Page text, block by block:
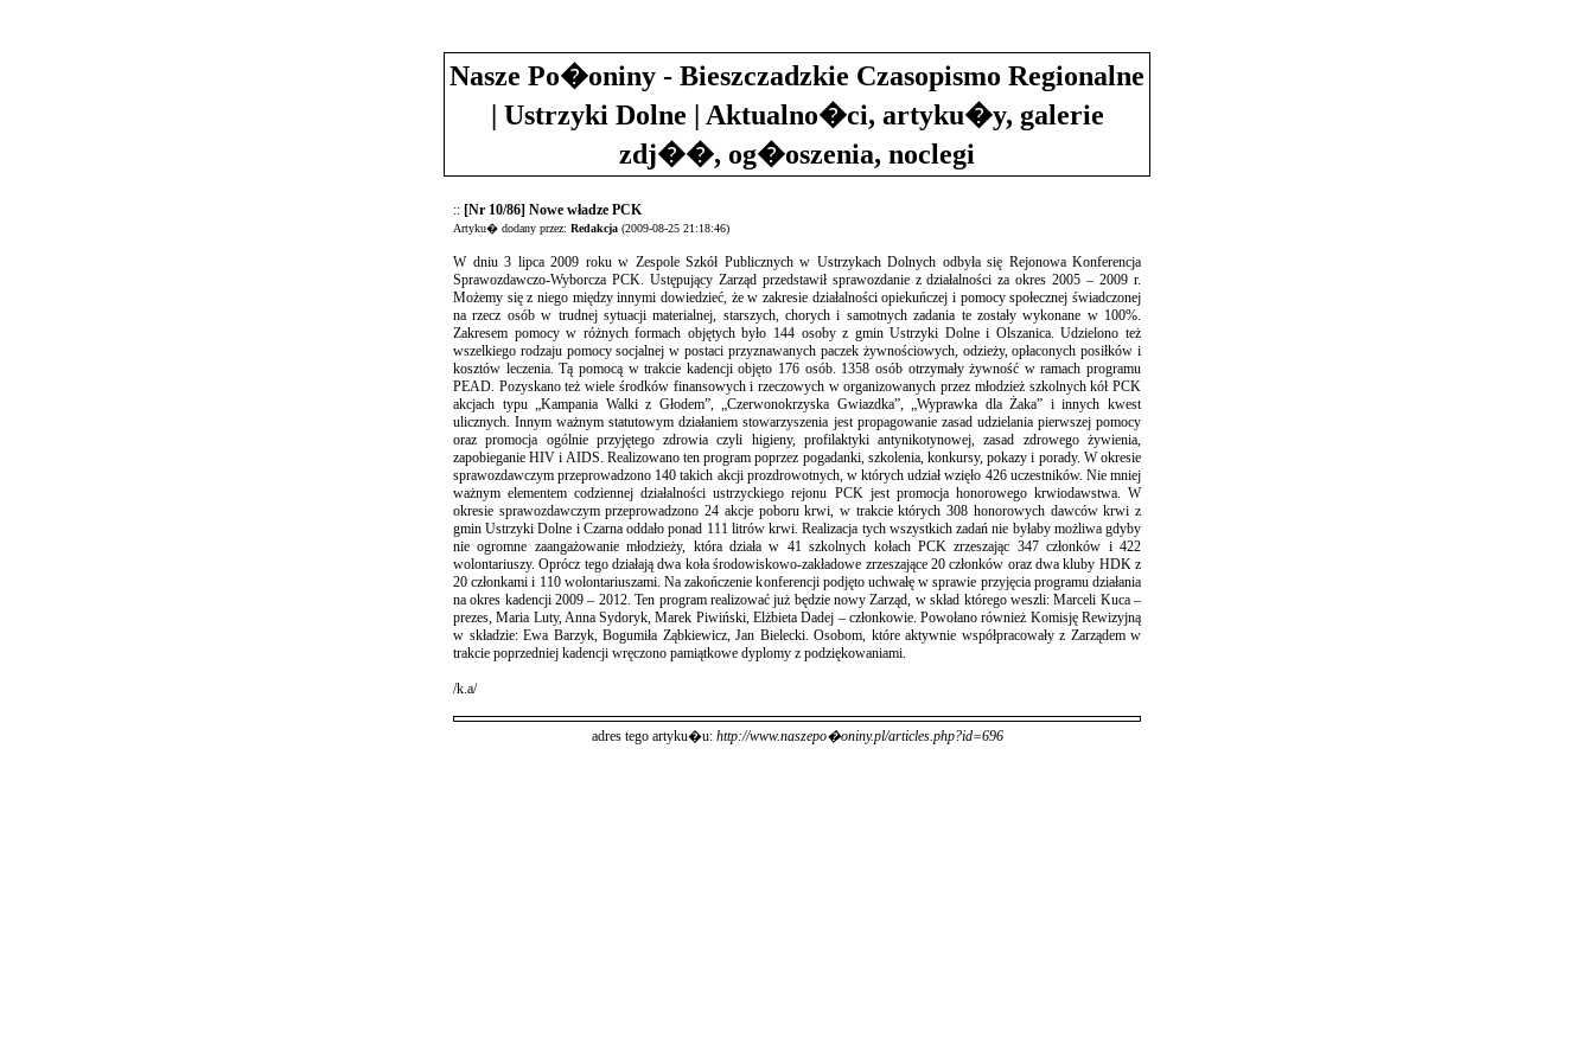
Nasze Po�oniny - Bieszczadzkie Czasopismo Regionalne
| Ustrzyki Dolne | Aktualno�ci, artyku�y, galerie
zdj��, og�oszenia, noclegi
:: [Nr 10/86] Nowe władze PCK
Artyku� dodany przez: Redakcja (2009-08-25 21:18:46)
W dniu 3 lipca 2009 roku w Zespole Szkół Publicznych w Ustrzykach Dolnych odbyła się Rejonowa Konferencja
Sprawozdawczo-Wyborcza PCK. Ustępujący Zarząd przedstawił sprawozdanie z działalności za okres 2005 – 2009 r.
Możemy się z niego między innymi dowiedzieć, że w zakresie działalności opiekuńczej i pomocy społecznej świadczonej
na rzecz osób w trudnej sytuacji materialnej, starszych, chorych i samotnych zadania te zostały wykonane w 100%.
Zakresem pomocy w różnych formach objętych było 144 osoby z gmin Ustrzyki Dolne i Olszanica. Udzielono też
wszelkiego rodzaju pomocy socjalnej w postaci przyznawanych paczek żywnościowych, odzieży, opłaconych posiłków i
kosztów leczenia. Tą pomocą w trakcie kadencji objęto 176 osób. 1358 osób otrzymały żywność w ramach programu
PEAD. Pozyskano też wiele środków finansowych i rzeczowych w organizowanych przez młodzież szkolnych kół PCK
akcjach typu „Kampania Walki z Głodem”, „Czerwonokrzyska Gwiazdka”, „Wyprawka dla Żaka” i innych kwest
ulicznych. Innym ważnym statutowym działaniem stowarzyszenia jest propagowanie zasad udzielania pierwszej pomocy
oraz promocja ogólnie przyjętego zdrowia czyli higieny, profilaktyki antynikotynowej, zasad zdrowego żywienia,
zapobieganie HIV i AIDS. Realizowano ten program poprzez pogadanki, szkolenia, konkursy, pokazy i porady. W okresie
sprawozdawczym przeprowadzono 140 takich akcji prozdrowotnych, w których udział wzięło 426 uczestników. Nie mniej
ważnym elementem codziennej działalności ustrzyckiego rejonu PCK jest promocja honorowego krwiodawstwa. W
okresie sprawozdawczym przeprowadzono 24 akcje poboru krwi, w trakcie których 308 honorowych dawców krwi z
gmin Ustrzyki Dolne i Czarna oddało ponad 111 litrów krwi. Realizacja tych wszystkich zadań nie byłaby możliwa gdyby
nie ogromne zaangażowanie młodzieży, która działa w 41 szkolnych kołach PCK zrzeszając 347 członków i 422
wolontariuszy. Oprócz tego działają dwa koła środowiskowo-zakładowe zrzeszające 20 członków oraz dwa kluby HDK z
20 członkami i 110 wolontariuszami. Na zakończenie konferencji podjęto uchwałę w sprawie przyjęcia programu działania
na okres kadencji 2009 – 2012. Ten program realizować już będzie nowy Zarząd, w skład którego weszli: Marceli Kuca –
prezes, Maria Luty, Anna Sydoryk, Marek Piwiński, Elżbieta Dadej – członkowie. Powołano również Komisję Rewizyjną
w składzie: Ewa Barzyk, Bogumiła Ząbkiewicz, Jan Bielecki. Osobom, które aktywnie współpracowały z Zarządem w
trakcie poprzedniej kadencji wręczono pamiątkowe dyplomy z podziękowaniami.
/k.a/
adres tego artyku�u: http://www.naszepo�oniny.pl/articles.php?id=696